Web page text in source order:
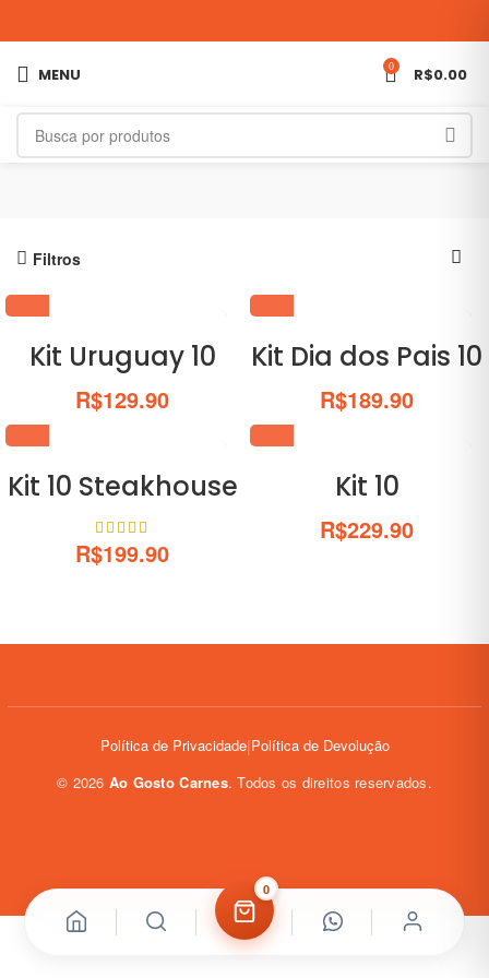
MENU 0 R$0.00
Filtros
Kit Uruguay 10
R$129.90
Kit Dia dos Pais 10
R$189.90
Kit 10 Steakhouse
R$199.90
Kit 10
R$229.90
Política de Privacidade|Política de Devolução
© 2026 Ao Gosto Carnes. Todos os direitos reservados.
0